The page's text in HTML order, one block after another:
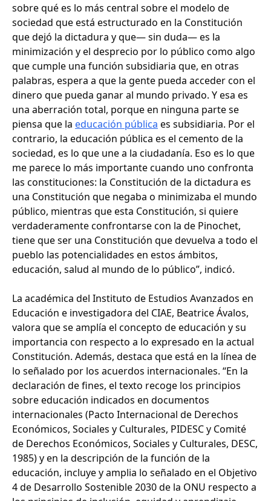
sobre qué es lo más central sobre el modelo de
sociedad que está estructurado en la Constitución
que dejó la dictadura y que— sin duda— es la
minimización y el desprecio por lo público como algo
que cumple una función subsidiaria que, en otras
palabras, espera a que la gente pueda acceder con el
dinero que pueda ganar al mundo privado. Y esa es
una aberración total, porque en ninguna parte se
piensa que la educación pública es subsidiaria. Por el
contrario, la educación pública es el cemento de la
sociedad, es lo que une a la ciudadanía. Eso es lo que
me parece lo más importante cuando uno confronta
las constituciones: la Constitución de la dictadura es
una Constitución que negaba o minimizaba el mundo
público, mientras que esta Constitución, si quiere
verdaderamente confrontarse con la de Pinochet,
tiene que ser una Constitución que devuelva a todo el
pueblo las potencialidades en estos ámbitos,
educación, salud al mundo de lo público”, indicó.
La académica del Instituto de Estudios Avanzados en
Educación e investigadora del CIAE, Beatrice Ávalos,
valora que se amplía el concepto de educación y su
importancia con respecto a lo expresado en la actual
Constitución. Además, destaca que está en la línea de
lo señalado por los acuerdos internacionales. “En la
declaración de fines, el texto recoge los principios
sobre educación indicados en documentos
internacionales (Pacto Internacional de Derechos
Económicos, Sociales y Culturales, PIDESC y Comité
de Derechos Económicos, Sociales y Culturales, DESC,
1985) y en la descripción de la función de la
educación, incluye y amplia lo señalado en el Objetivo
4 de Desarrollo Sostenible 2030 de la ONU respecto a